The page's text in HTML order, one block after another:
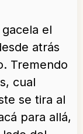
el
atrás
Tremendo
cual
se tira al
para allá,